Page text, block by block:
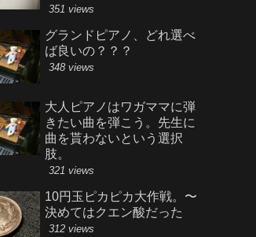
351 views
グランドピアノ、どれ選べ
ば良いの？？？
348 views
大人ピアノはワガママに弾
きたい曲を弾こう。先生に
曲を貰わないという選択
肢。
321 views
10円玉ピカピカ大作戦。〜
決めてはクエン酸だった
312 views